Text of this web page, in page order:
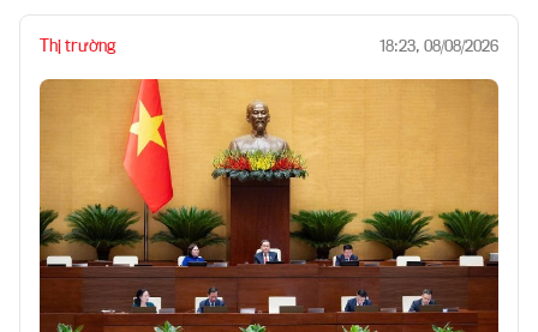
Thị trường 18:23, 08/08/2026